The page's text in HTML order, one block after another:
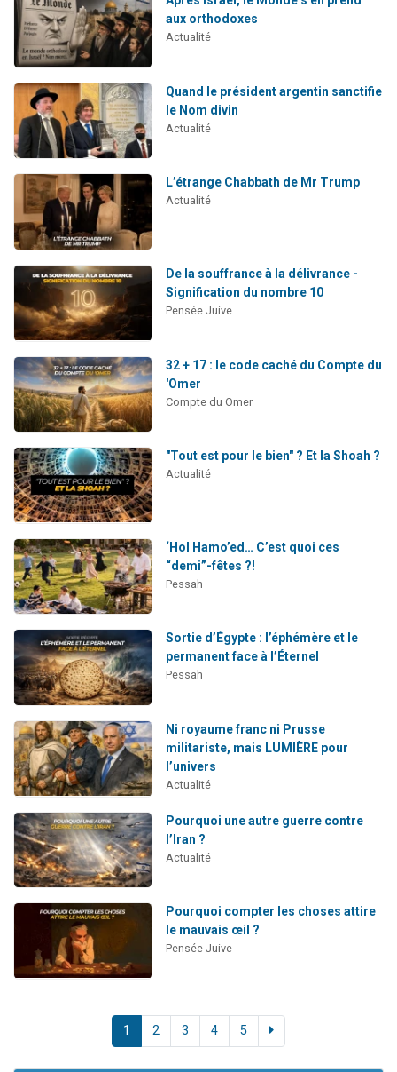
aux orthodoxes
Actualité
Quand le président argentin sanctifie
le Nom divin
Actualité
L’étrange Chabbath de Mr Trump
Actualité
De la souffrance à la délivrance -
Signification du nombre 10
Pensée Juive
32 + 17 : le code caché du Compte du
'Omer
Compte du Omer
"Tout est pour le bien" ? Et la Shoah ?
Actualité
‘Hol Hamo’ed… C’est quoi ces
“demi”-fêtes ?!
Pessah
Sortie d’Égypte : l’éphémère et le
permanent face à l’Éternel
Pessah
Ni royaume franc ni Prusse
militariste, mais LUMIÈRE pour
l’univers
Actualité
Pourquoi une autre guerre contre
l’Iran ?
Actualité
Pourquoi compter les choses attire
le mauvais œil ?
Pensée Juive
1 2 3 4 5